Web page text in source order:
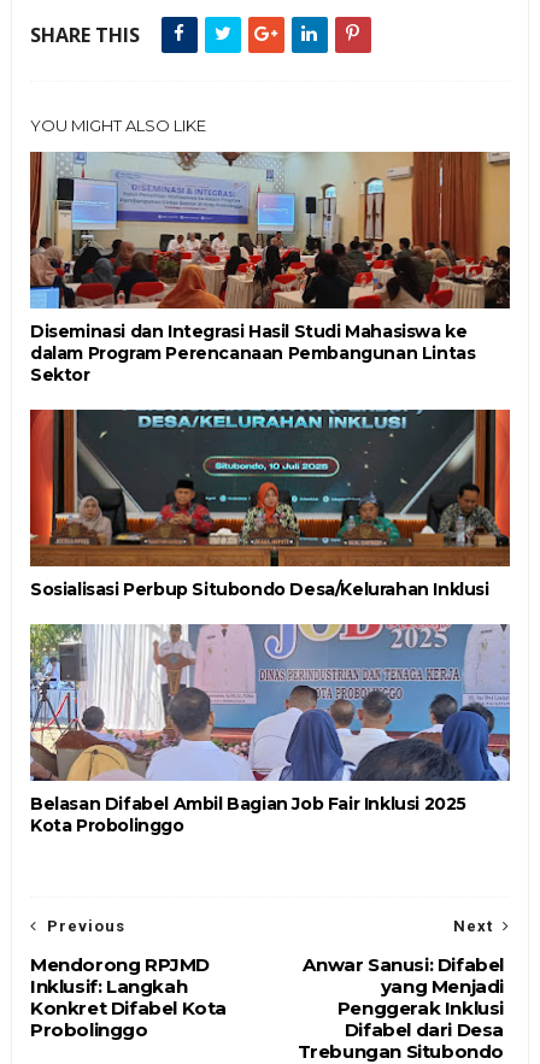
SHARE THIS
YOU MIGHT ALSO LIKE
Diseminasi dan Integrasi Hasil Studi Mahasiswa ke
dalam Program Perencanaan Pembangunan Lintas
Sektor
Sosialisasi Perbup Situbondo Desa/Kelurahan Inklusi
Belasan Difabel Ambil Bagian Job Fair Inklusi 2025
Kota Probolinggo
Next
Anwar Sanusi: Difabel
yang Menjadi
Penggerak Inklusi
Difabel dari Desa
Trebungan Situbondo
Previous
Mendorong RPJMD
Inklusif: Langkah
Konkret Difabel Kota
Probolinggo